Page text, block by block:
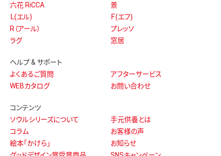
六花 RiCCA
景
Ｌ(エル)
Ｆ(エフ)
R（アール）
プレッソ
ラグ
窓居
ヘルプ & サポート
よくあるご質問
アフターサービス
WEBカタログ
お問い合わせ
コンテンツ
ソウルシリーズについて
手元供養とは
コラム
お客様の声
絵本「かけら」
お知らせ